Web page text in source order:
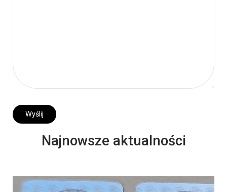
Najnowsze aktualności